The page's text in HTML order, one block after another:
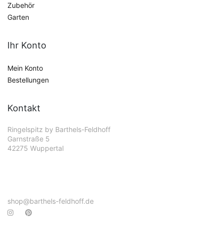
Zubehör
Garten
Ihr Konto
Mein Konto
Bestellungen
Kontakt
Ringelspitz by Barthels-Feldhoff
Garnstraße 5
42275 Wuppertal
shop@barthels-feldhoff.de